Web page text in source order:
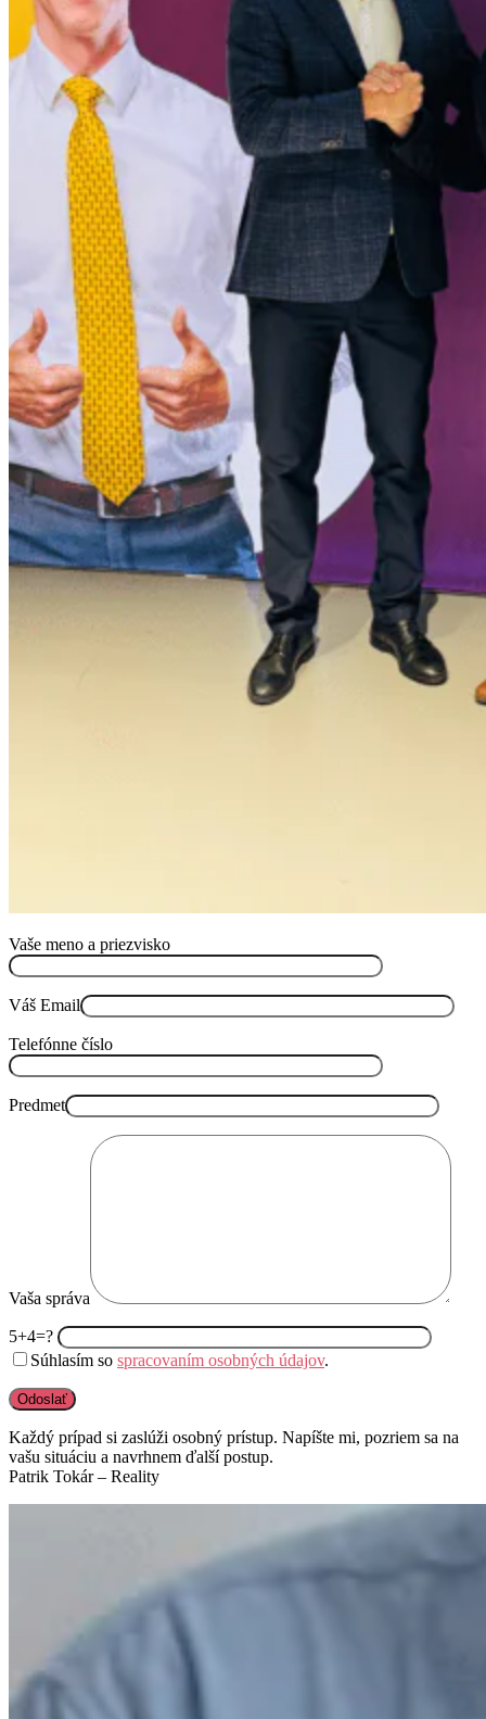
Vaše meno a priezvisko
Váš Email
Telefónne číslo
Predmet
Vaša správa
5+4=?
Súhlasím so spracovaním osobných údajov.
Každý prípad si zaslúži osobný prístup. Napíšte mi, pozriem sa na
vašu situáciu a navrhnem ďalší postup.
Patrik Tokár – Reality